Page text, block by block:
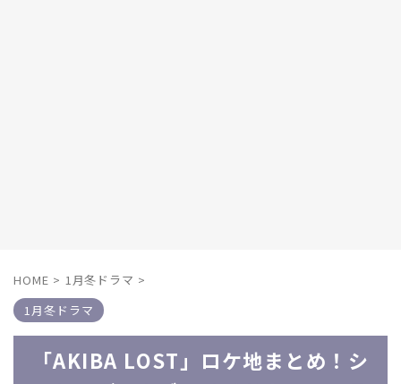
HOME > 1月冬ドラマ >
1月冬ドラマ
「AKIBA LOST」ロケ地まとめ！シ